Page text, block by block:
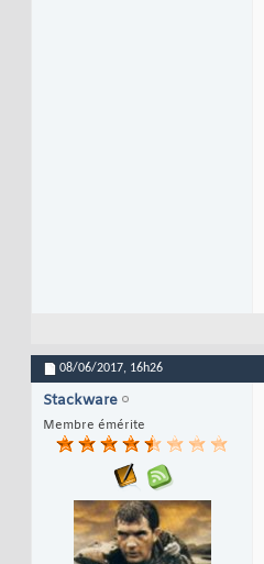
08/06/2017, 16h26
Stackware
Membre émérite